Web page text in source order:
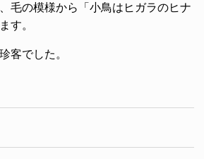
毛の模様から「小鳥はヒガラのヒナ
す。
客でした。